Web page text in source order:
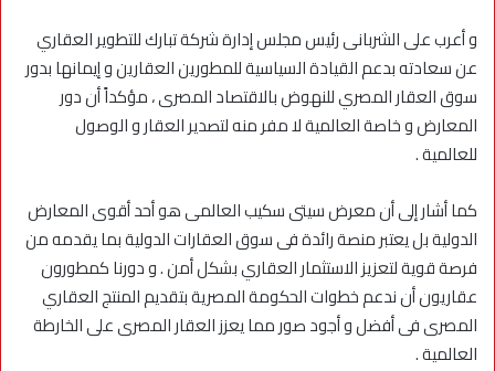
و أعرب على الشربانى رئيس مجلس إدارة شركة تبارك للتطوير العقاري
عن سعادته بدعم القيادة السياسية للمطورين العقارين و إيمانها بدور
سوق العقار المصري للنهوض بالاقتصاد المصرى ، مؤكداً أن دور
المعارض و خاصة العالمية لا مفر منه لتصدير العقار و الوصول
للعالمية .
كما أشار إلى أن معرض سيتى سكيب العالمى هو أحد أقوى المعارض
الدولية بل يعتبر منصة رائدة فى سوق العقارات الدولية بما يقدمه من
فرصة قوية لتعزيز الاستثمار العقاري بشكل أمن . و دورنا كمطورون
عقاريون أن ندعم خطوات الحكومة المصرية بتقديم المنتج العقاري
المصرى فى أفضل و أجود صور مما يعزز العقار المصرى على الخارطة
العالمية .